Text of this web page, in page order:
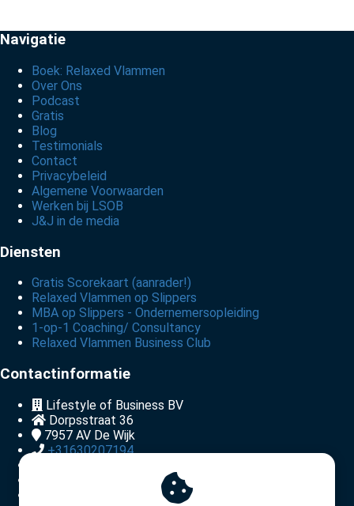
Navigatie
Boek: Relaxed Vlammen
Over Ons
Podcast
Gratis
Blog
Testimonials
Contact
Privacybeleid
Algemene Voorwaarden
Werken bij LSOB
J&J in de media
Diensten
Gratis Scorekaart (aanrader!)
Relaxed Vlammen op Slippers
MBA op Slippers - Ondernemersopleiding
1-op-1 Coaching/ Consultancy
Relaxed Vlammen Business Club
Contactinformatie
Lifestyle of Business BV
Dorpsstraat 36
7957 AV De Wijk
+31630207194
KvK nummer: 83944303
BTW nummer: NL863043379B01